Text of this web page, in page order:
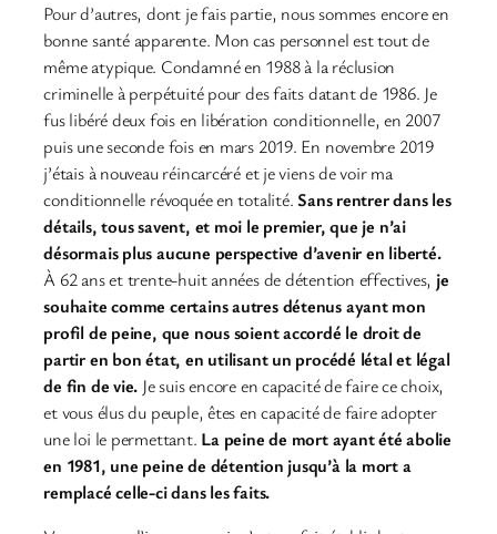
Pour d’autres, dont je fais partie, nous sommes encore en
bonne santé apparente. Mon cas personnel est tout de
même atypique. Condamné en 1988 à la réclusion
criminelle à perpétuité pour des faits datant de 1986. Je
fus libéré deux fois en libération conditionnelle, en 2007
puis une seconde fois en mars 2019. En novembre 2019
j’étais à nouveau réincarcéré et je viens de voir ma
conditionnelle révoquée en totalité.Sans rentrer dans les
détails, tous savent, et moi le premier, que je n’ai
désormais plus aucune perspective d’avenir en liberté.
À 62 ans et trente-huit années de détention effectives, je
souhaite comme certains autres détenus ayant mon
profil de peine, que nous soient accordé le droit de
partir en bon état, en utilisant un procédé létal et légal
de fin de vie. Je suis encore en capacité de faire ce choix,
et vous élus du peuple, êtes en capacité de faire adopter
une loi le permettant. La peine de mort ayant été abolie
en 1981, une peine de détention jusqu’à la mort a
remplacé celle-ci dans les faits.